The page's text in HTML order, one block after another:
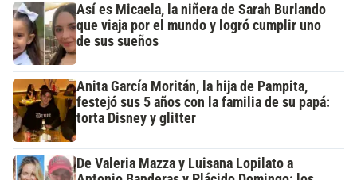
Así es Micaela, la niñera de Sarah Burlando
que viaja por el mundo y logró cumplir uno
de sus sueños
Anita García Moritán, la hija de Pampita,
festejó sus 5 años con la familia de su papá:
torta Disney y glitter
De Valeria Mazza y Luisana Lopilato a